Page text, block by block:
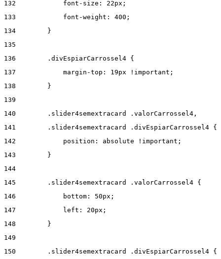
132
            font-size: 22px;
133
            font-weight: 400;
134
        }
135
136
        .divEspiarCarrossel4 {
137
            margin-top: 19px !important;
138
        }
139
140
        .slider4semextracard .valorCarrossel4,
141
        .slider4semextracard .divEspiarCarrossel4 {
142
            position: absolute !important;
143
        }
144
145
        .slider4semextracard .valorCarrossel4 {
146
            bottom: 50px;
147
            left: 20px;
148
        }
149
150
        .slider4semextracard .divEspiarCarrossel4 {